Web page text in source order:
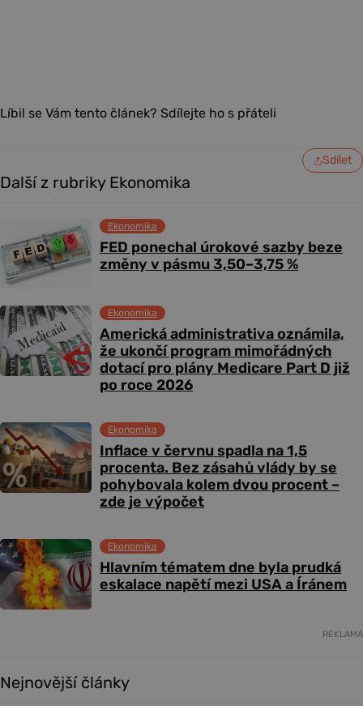
Líbil se Vám tento článek? Sdílejte ho s přáteli
Sdílet
Další z rubriky Ekonomika
FED ponechal úrokové sazby beze
změny v pásmu 3,50–3,75 %
Ekonomika
Americká administrativa oznámila,
že ukončí program mimořádných
dotací pro plány Medicare Part D již
po roce 2026
Ekonomika
Inflace v červnu spadla na 1,5
procenta. Bez zásahů vlády by se
pohybovala kolem dvou procent –
zde je výpočet
Ekonomika
Hlavním tématem dne byla prudká
eskalace napětí mezi USA a Íránem
Ekonomika
REKLAMA
Nejnovější články